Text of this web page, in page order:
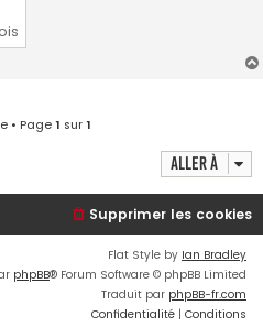
• Page1 sur1
Aller à
Supprimer les cookies
Flat Style by Ian Bradley
phpBB® Forum Software © phpBB Limited
Traduit par phpBB-fr.com
Confidentialité | Conditions